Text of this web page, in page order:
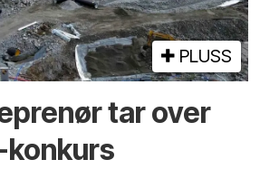
PLUSS
tar over
konkurs